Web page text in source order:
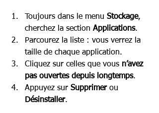
Toujours dans le menu Stockage,
cherchez la section Applications.
Parcourez la liste : vous verrez la
taille de chaque application.
Cliquez sur celles que vous n’avez
pas ouvertes depuis longtemps.
Appuyez sur Supprimer ou
Désinstaller.